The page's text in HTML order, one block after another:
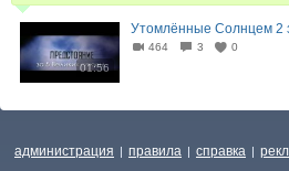
01:56
Утомлённые Солнцем 2
464 3 0
администрация | правила | справка |